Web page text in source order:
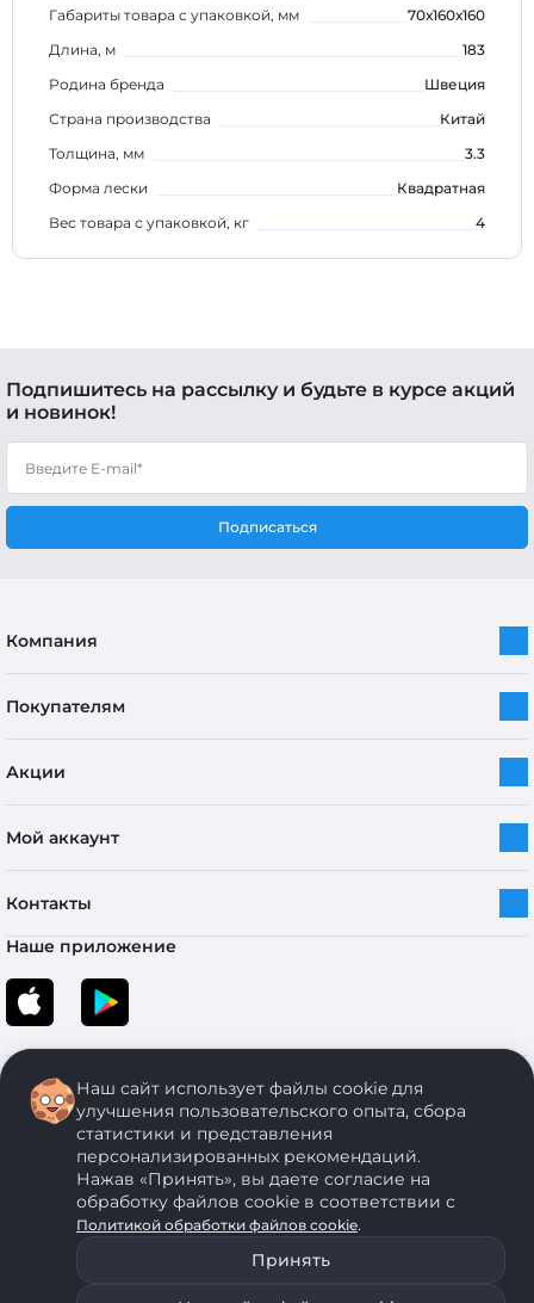
Габариты товара с упаковкой, мм
70х160х160
Длина, м
183
Родина бренда
Швеция
Страна производства
Китай
Толщина, мм
3.3
Форма лески
Квадратная
Вес товара с упаковкой, кг
4
Подпишитесь на рассылку и будьте в курсе акций
и новинок!
Подписаться
Компания
Покупателям
Акции
Мой аккаунт
Контакты
Наше приложение
Copyright © 2005-2026 ОДО “ЭКОНОМСТРОЙ”. Все права защищены.
ОДО "ЭКОНОМСТРОЙ" Юр.адрес: 224011, г. Брест, ул. Чичерина, д. 26 УНП: 290429086, регистрация:№
05554, выдано 06 сентября 2005 г. Зарегистрировал Брестский областной исполнительный комитет 31
августа 2005 г. Регистрация интернет-магазина: в Торговом реестре Республики Беларусь № 525626
Наш сайт использует файлы cookie для
улучшения пользовательского опыта, сбора
статистики и представления
персонализированных рекомендаций.
Нажав «Принять», вы даете согласие на
обработку файлов cookie в соответствии с
Политикой обработки файлов cookie.
Принять